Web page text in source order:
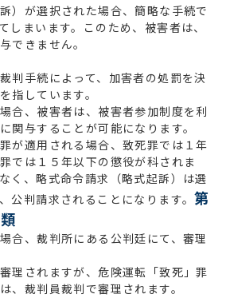
）が選択された場合、簡略な手続で
しまいます。このため、被害者は、
できません。
判手続によって、加害者の処罰を決
指しています。
合、被害者は、被害者参加制度を利
関与することが可能になります。
が適用される場合、致死罪では１年
では１５年以下の懲役が科されま
く、略式命令請求（略式起訴）は選
公判請求されることになります。第
合、裁判所にある公判廷にて、審理
理されますが、危険運転「致死」罪
、裁判員裁判で審理されます。